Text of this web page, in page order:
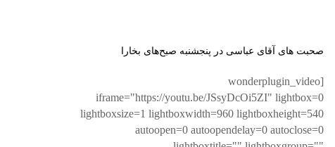
صحبت های آقای عباسی در پنجشنبه صبح‌های بخارا
[wonderplugin_video
iframe="https://youtu.be/JSsyDcOi5ZI" lightbox=0
lightboxsize=1 lightboxwidth=960 lightboxheight=540
autoopen=0 autoopendelay=0 autoclose=0